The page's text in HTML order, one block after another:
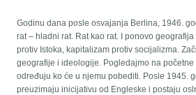
Godinu dana posle osvajanja Berlina, 1946.
rat – hladni rat. Rat kao rat. I ponovo
protiv Istoka, kapitalizam protiv socijalizma.
geografije i ideologije. Pogledajmo na
određuju ko će u njemu pobediti. Posle 1945.
preuzimaju inicijativu od Engleske i postaju